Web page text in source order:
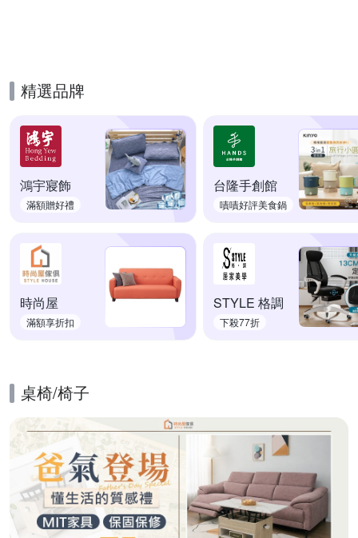
精選品牌
鴻宇寢飾
滿額贈好禮
台隆手創館
嘖嘖好評美食鍋
時尚屋
滿額享折扣
STYLE 格調
下殺77折
桌椅/椅子